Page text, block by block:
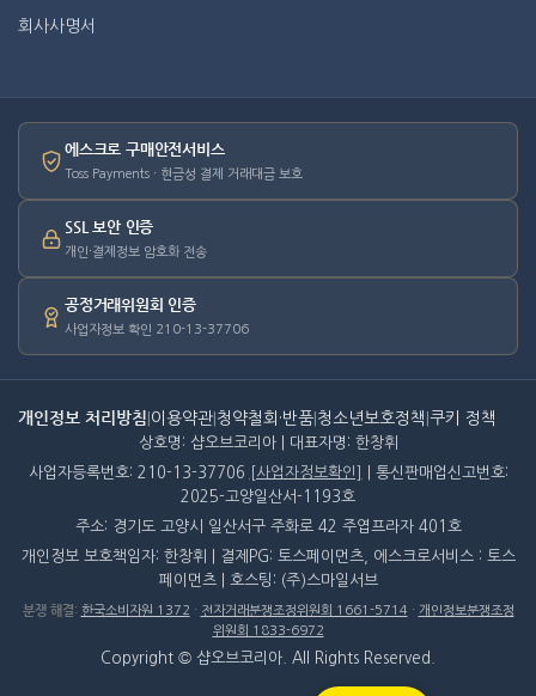
회사사명서
에스크로 구매안전서비스
Toss Payments · 현금성 결제 거래대금 보호
SSL 보안 인증
개인·결제정보 암호화 전송
공정거래위원회 인증
사업자정보 확인 210-13-37706
개인정보 처리방침 이용약관 청약철회·반품 청소년보호정책 쿠키 정책
상호명: 샵오브코리아 | 대표자명: 한창휘
사업자등록번호: 210-13-37706
[사업자정보확인]
| 통신판매업신고번호:
2025-고양일산서-1193호
주소: 경기도 고양시 일산서구 주화로 42 주엽프라자 401호
개인정보 보호책임자: 한창휘 | 결제PG: 토스페이먼츠, 에스크로서비스 : 토스
페이먼츠 | 호스팅: (주)스마일서브
분쟁 해결: 한국소비자원 1372 · 전자거래분쟁조정위원회 1661-5714 · 개인정보분쟁조정
위원회 1833-6972
Copyright © 샵오브코리아. All Rights Reserved.